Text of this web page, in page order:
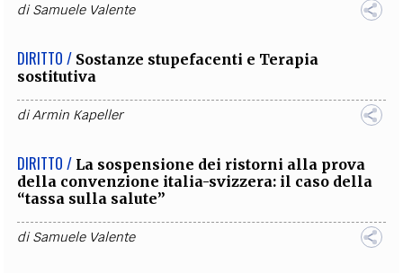
diSamuele Valente
DIRITTO / Sostanze stupefacenti e Terapia
sostitutiva
diArmin Kapeller
DIRITTO / La sospensione dei ristorni alla prova
della convenzione italia-svizzera: il caso della
“tassa sulla salute”
diSamuele Valente